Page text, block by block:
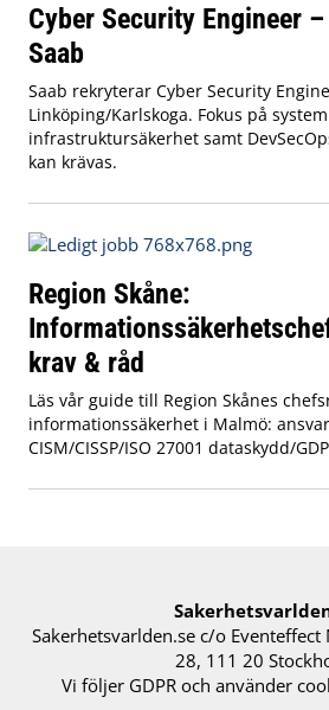
Cyber Security Engineer
Saab
Saab rekryterar Cyber Security
Linköping/Karlskoga. Fokus på
infrastruktursäkerhet samt
kan krävas.
Region Skåne:
krav & råd
Läs vår guide till Region Skånes
informationssäkerhet i Malmö:
CISM/CISSP/ISO 27001 dataskydd/
Sakerhetsvarlden.se c/o Eventeffect
28, 111 20
Vi följer GDPR och använder